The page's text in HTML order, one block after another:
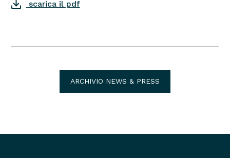
scarica il pdf
ARCHIVIO NEWS & PRESS